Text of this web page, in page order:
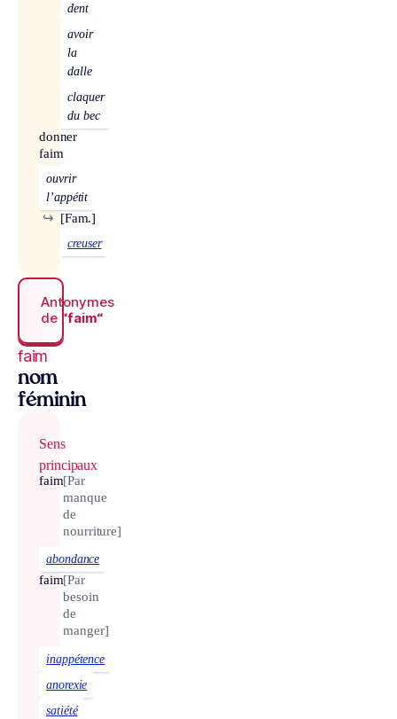
dent
avoir
la
dalle
claquer
du bec
donner
faim
ouvrir
l’appétit
[Fam.]
↪
creuser
Antonymes
de “faim“
faim
nom
féminin
Sens
principaux
faim[Par
manque
de
nourriture]
abondance
faim[Par
besoin
de
manger]
inappétence
anorexie
satiété